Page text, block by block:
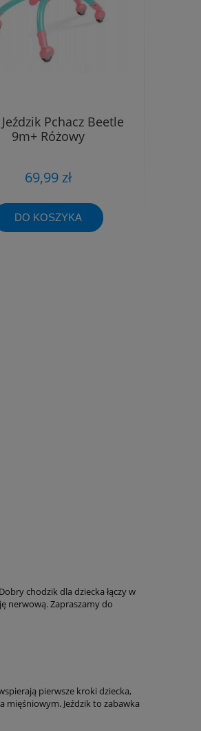
Pchacz Beetle
9m+ Różowy
69,99 zł
DO KOSZYKA
chodzik dla dziecka łączy w
nerwową. Zapraszamy do
pierwsze kroki dziecka,
mięśniowym. Jeździk to zabawka